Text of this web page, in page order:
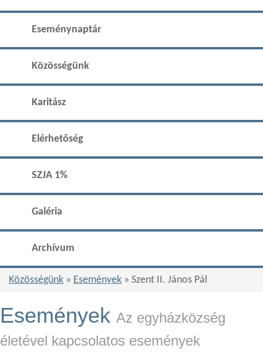
Eseménynaptár
Közösségünk
Karitász
Elérhetőség
SZJA 1%
Galéria
Archívum
Közösségünk » Események » Szent II. János Pál
Események Az egyházközség
életével kapcsolatos események